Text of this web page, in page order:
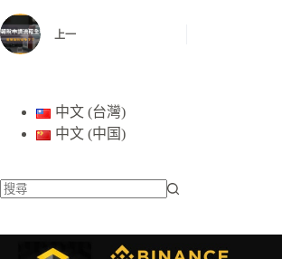
上一
中文 (台灣)
中文 (中国)
不